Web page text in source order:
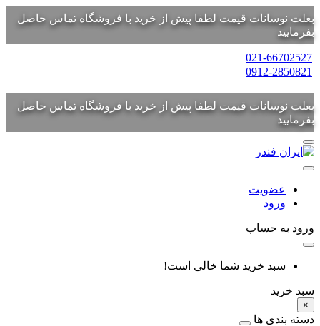
بعلت نوسانات قیمت لطفا پیش از خرید با فروشگاه تماس حاصل
بفرمایید
021-66702527
0912-2850821
بعلت نوسانات قیمت لطفا پیش از خرید با فروشگاه تماس حاصل
بفرمایید
عضویت
ورود
ورود به حساب
سبد خرید شما خالی است!
سبد خرید
×
دسته بندی ها